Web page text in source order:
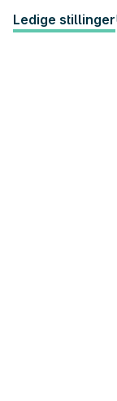
Ledige stillinger